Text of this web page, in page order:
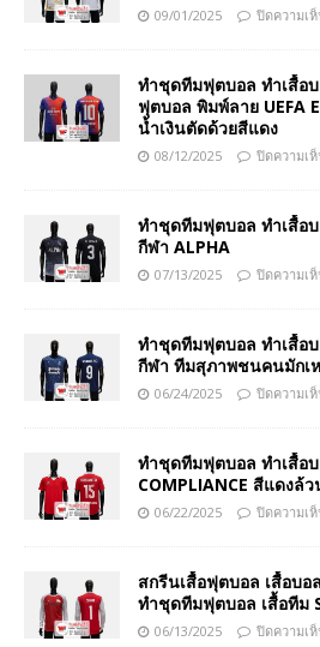
09/01/2025 ปิดความเ
ทำชุดทีมฟุตบอล ทำเสื้อ
ฟุตบอล พิมพ์ลาย UEFA
น้ำเงินตัดด้วยสีแดง
08/12/2025 ปิดความเ
ทำชุดทีมฟุตบอล ทำเสื้อ
กีฬา ALPHA
07/13/2025 ปิดความเ
ทำชุดทีมฟุตบอล ทำเสื้อ
กีฬา ทีมสุภาพชนคนมักเ
06/24/2025 ปิดความเ
ทำชุดทีมฟุตบอล ทำเสื้อ
COMPLIANCE สีแดงล้ว
06/22/2025 ปิดความเ
สกรีนเสื้อฟุตบอล เสื้อบ
ทำชุดทีมฟุตบอล เสื้อทีม
06/13/2025 ปิดความเ